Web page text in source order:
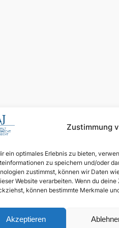
Zustimmung
ein optimales Erlebnis zu bieten,
zu speichern und/oder
zustimmst, können wir Daten
Website verarbeiten. Wenn du
können bestimmte Merkmale
Akzeptieren
Rechtliches
Datenschutz
Rechtliche Hinweise